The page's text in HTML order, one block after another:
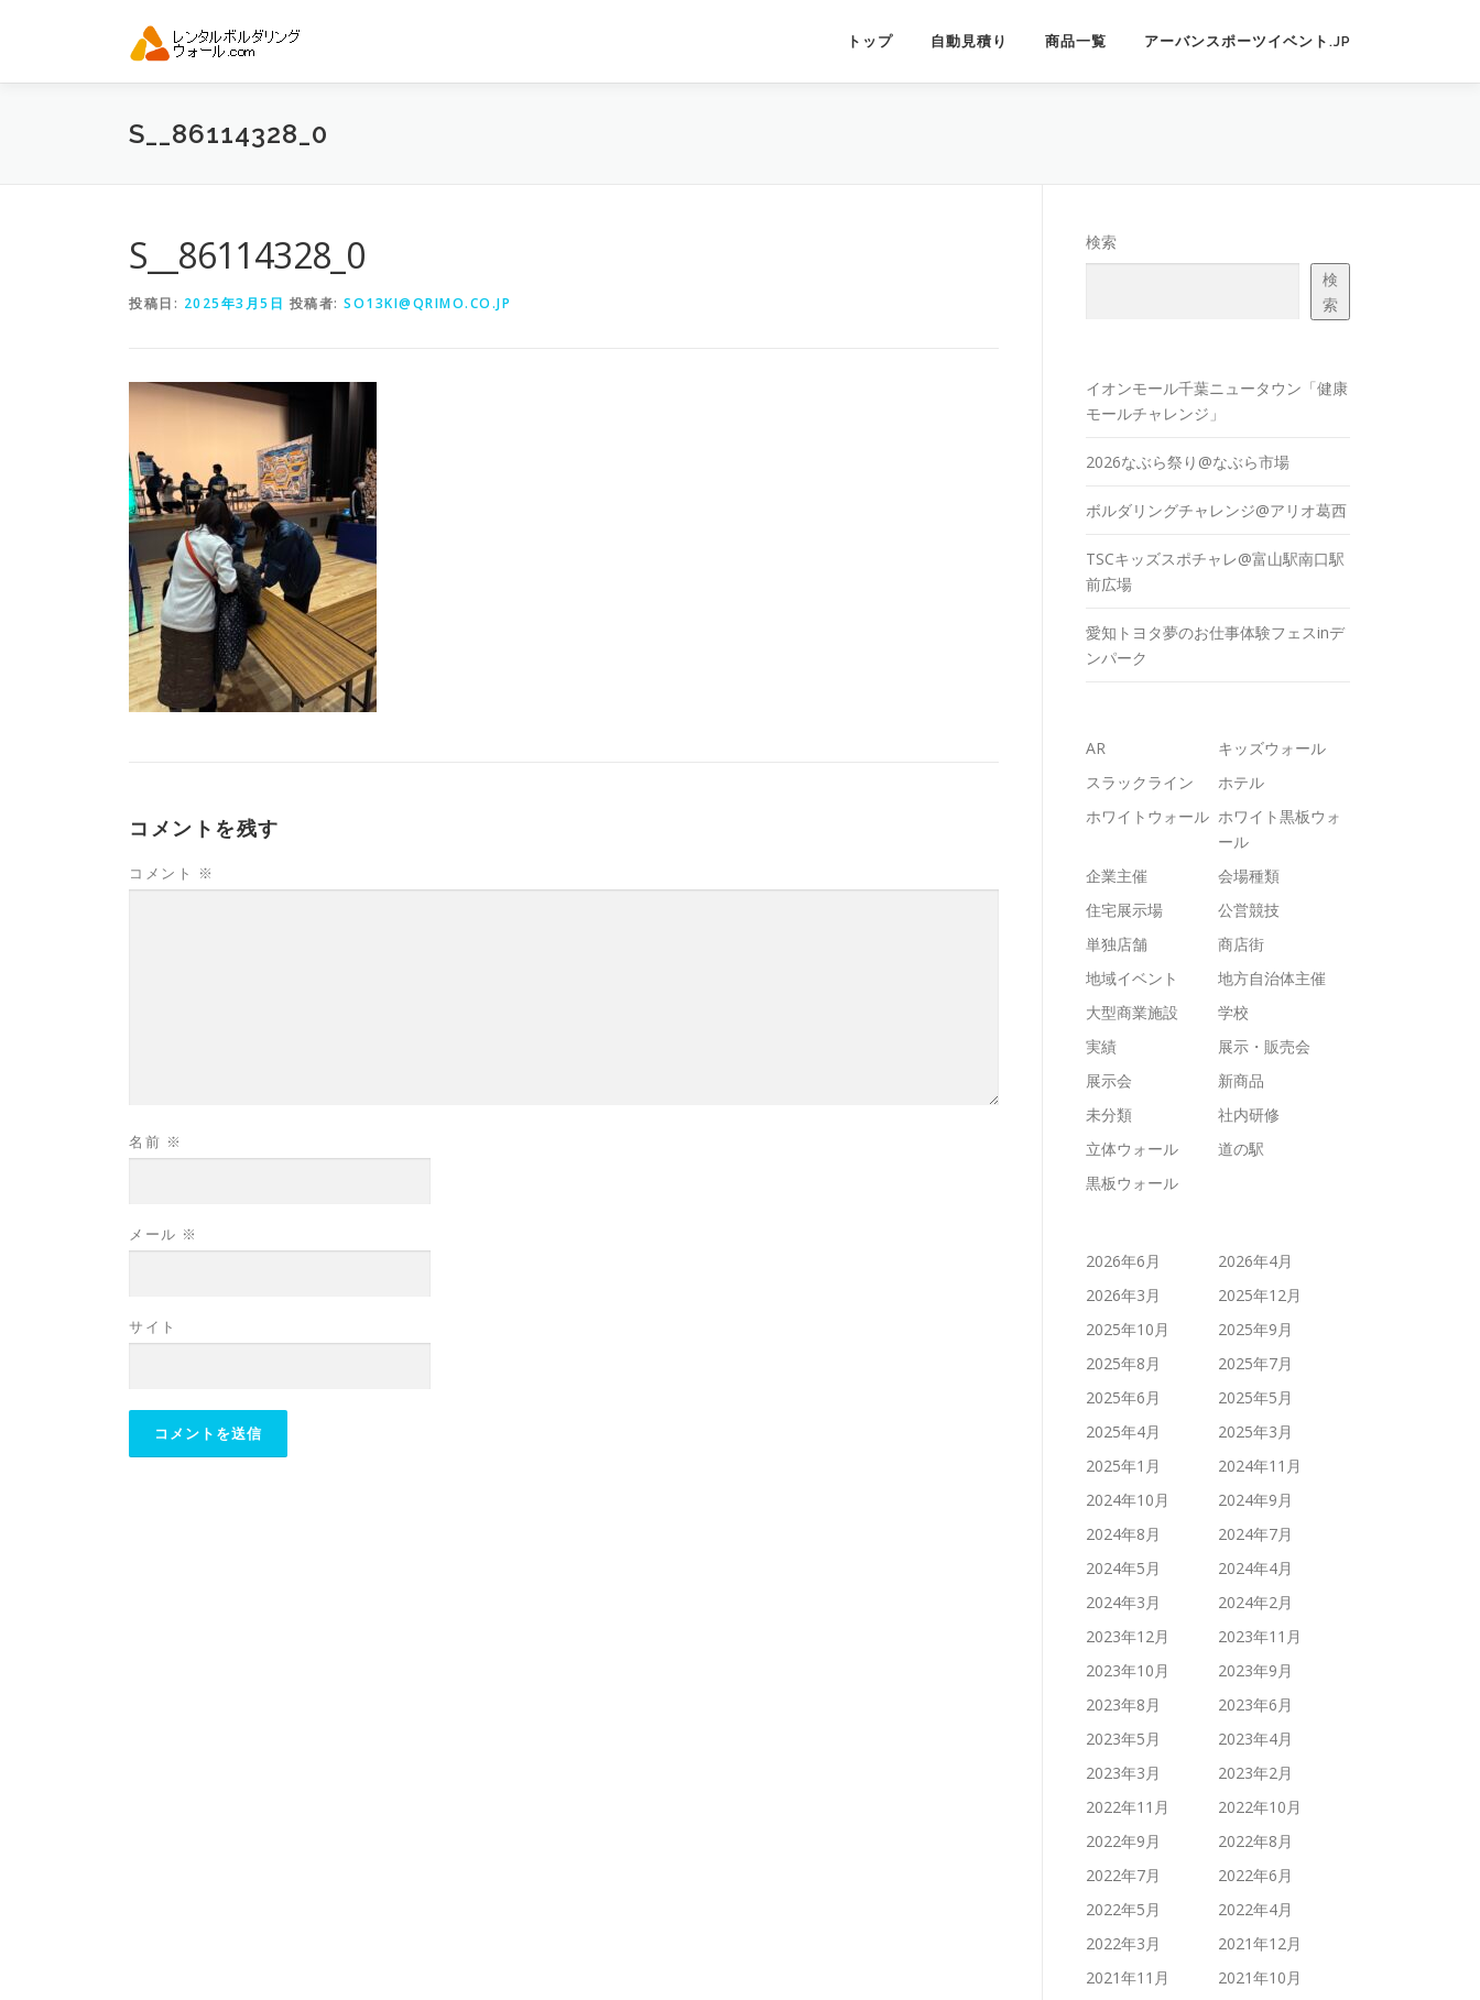
ン
トップ 自動見積り 商品一覧 アーバンスポーツイベント.JP
S__86114328_0
S__86114328_0
投稿日: 2025年3月5日 投稿者: SO13KI@QRIMO.CO.JP
コメントを残す
コメント ※
名前 ※
メール ※
サイト
検索
検
索
イオンモール千葉ニュータウン「健康
モールチャレンジ」
2026なぶら祭り@なぶら市場
ボルダリングチャレンジ@アリオ葛西
TSCキッズスポチャレ@富山駅南口駅
前広場
愛知トヨタ夢のお仕事体験フェスinデ
ンパーク
AR
キッズウォール
スラックライン
ホテル
ホワイトウォール ホワイト黒板ウォ
ール
企業主催
会場種類
住宅展示場
公営競技
単独店舗
商店街
地域イベント
地方自治体主催
大型商業施設
学校
実績
展示・販売会
展示会
新商品
未分類
社内研修
立体ウォール
道の駅
黒板ウォール
2026年6月
2026年4月
2026年3月
2025年12月
2025年10月
2025年9月
2025年8月
2025年7月
2025年6月
2025年5月
2025年4月
2025年3月
2025年1月
2024年11月
2024年10月
2024年9月
2024年8月
2024年7月
2024年5月
2024年4月
2024年3月
2024年2月
2023年12月
2023年11月
2023年10月
2023年9月
2023年8月
2023年6月
2023年5月
2023年4月
2023年3月
2023年2月
2022年11月
2022年10月
2022年9月
2022年8月
2022年7月
2022年6月
2022年5月
2022年4月
2022年3月
2021年12月
2021年11月
2021年10月